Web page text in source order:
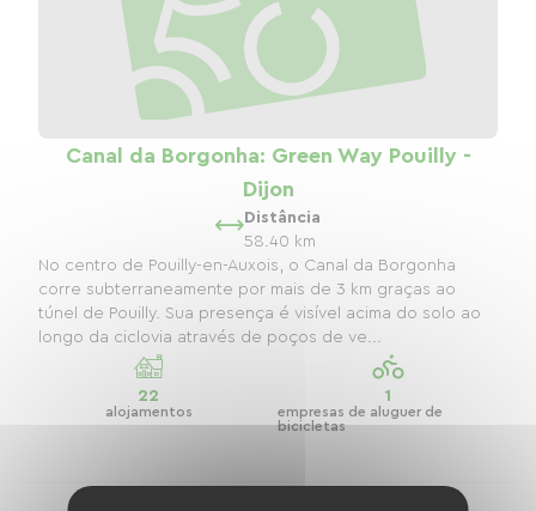
Canal da Borgonha: Green Way Pouilly -
Dijon
Distância
58.40 km
No centro de Pouilly-en-Auxois, o Canal da Borgonha
corre subterraneamente por mais de 3 km graças ao
túnel de Pouilly. Sua presença é visível acima do solo ao
longo da ciclovia através de poços de ve...
22
alojamentos
1
empresas de aluguer de
bicicletas